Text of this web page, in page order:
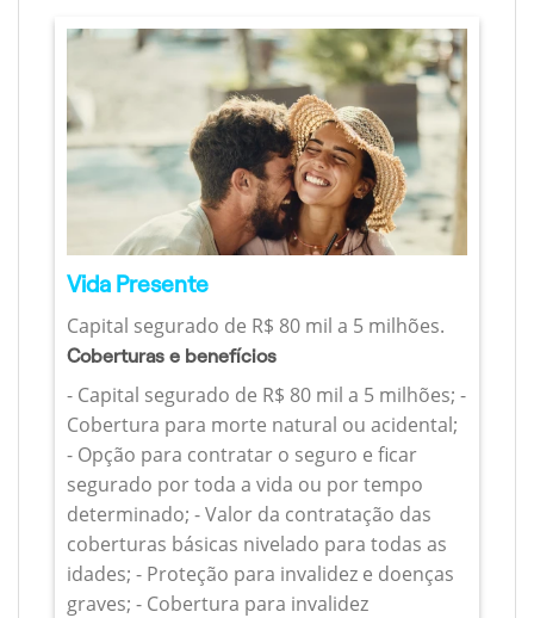
Vida Presente
Capital segurado de R$ 80 mil a 5 milhões.
Coberturas e benefícios
- Capital segurado de R$ 80 mil a 5 milhões; -
Cobertura para morte natural ou acidental;
- Opção para contratar o seguro e ficar
segurado por toda a vida ou por tempo
determinado; - Valor da contratação das
coberturas básicas nivelado para todas as
idades; - Proteção para invalidez e doenças
graves; - Cobertura para invalidez